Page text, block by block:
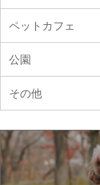
ペットカフェ
公園
その他